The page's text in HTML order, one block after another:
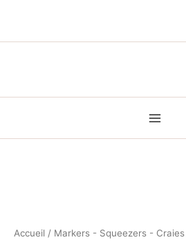
contenu
Accueil / Markers - Squeezers - Craies